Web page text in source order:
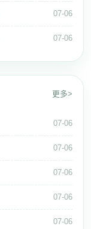
07-06
07-06
更多>
07-06
07-06
07-06
07-06
07-06